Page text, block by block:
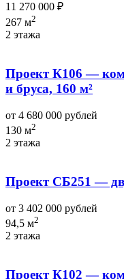
11 270 000 ₽
267 м2
2 этажа
Проект К106 —
и бруса, 160 м²
от 4 680 000 рублей
130 м2
2 этажа
Проект СБ251 —
от 3 402 000 рублей
94,5 м2
2 этажа
Проект К102 —